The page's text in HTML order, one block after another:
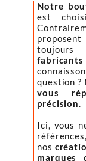
Notre
est
toujours
question ?
vous
précision.
Ici, vous
nos
marques